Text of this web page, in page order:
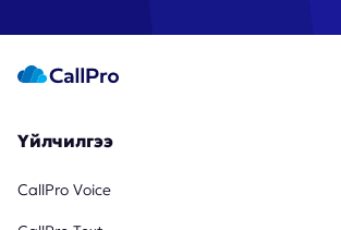
Үйлчилгээ
CallPro Voice